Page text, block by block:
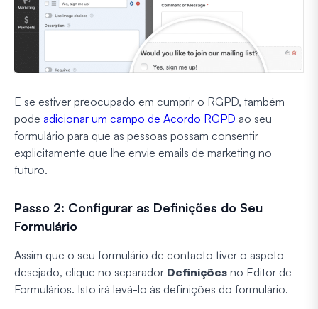
E se estiver preocupado em cumprir o RGPD, também
pode adicionar um campo de Acordo RGPD ao seu
formulário para que as pessoas possam consentir
explicitamente que lhe envie emails de marketing no
futuro.
Passo 2: Configurar as Definições do Seu
Formulário
Assim que o seu formulário de contacto tiver o aspeto
desejado, clique no separador Definições no Editor de
Formulários. Isto irá levá-lo às definições do formulário.